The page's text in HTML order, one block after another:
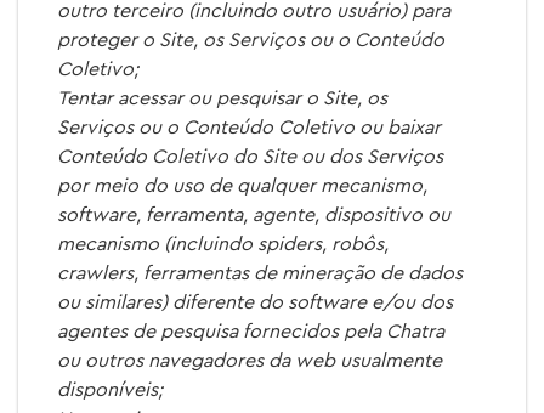
outro terceiro (incluindo outro usuário) para
proteger o Site, os Serviços ou o Conteúdo
Coletivo;
Tentar acessar ou pesquisar o Site, os
Serviços ou o Conteúdo Coletivo ou baixar
Conteúdo Coletivo do Site ou dos Serviços
por meio do uso de qualquer mecanismo,
software, ferramenta, agente, dispositivo ou
mecanismo (incluindo spiders, robôs,
crawlers, ferramentas de mineração de dados
ou similares) diferente do software e/ou dos
agentes de pesquisa fornecidos pela Chatra
ou outros navegadores da web usualmente
disponíveis;